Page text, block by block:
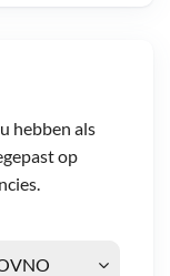
hebben als
op